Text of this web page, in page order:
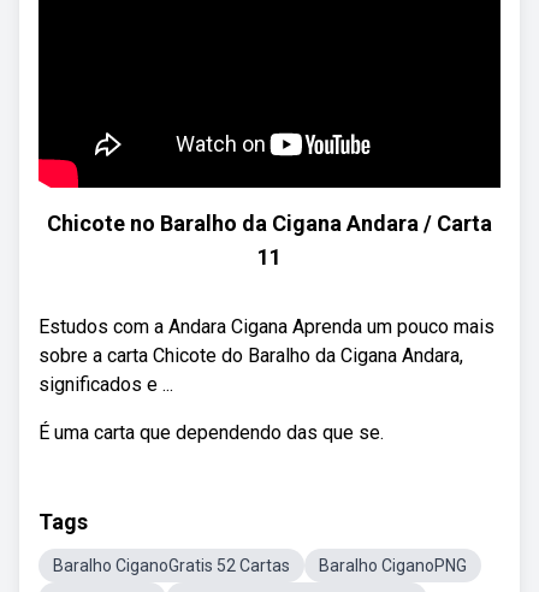
Chicote no Baralho da Cigana Andara / Carta
11
Estudos com a Andara Cigana Aprenda um pouco mais
sobre a carta Chicote do Baralho da Cigana Andara,
significados e ...
É uma carta que dependendo das que se.
Tags
Baralho CiganoGratis 52 Cartas
Baralho CiganoPNG